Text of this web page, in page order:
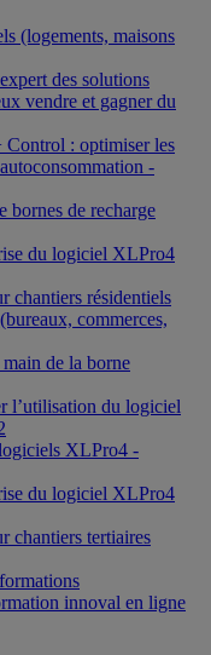
(logements, maisons
des solutions
vendre et gagner du
: optimiser les
-
bornes de recharge
du logiciel XLPro4
chantiers résidentiels
commerces,
de la borne
l’utilisation du logiciel
XLPro4 -
du logiciel XLPro4
chantiers tertiaires
innoval en ligne